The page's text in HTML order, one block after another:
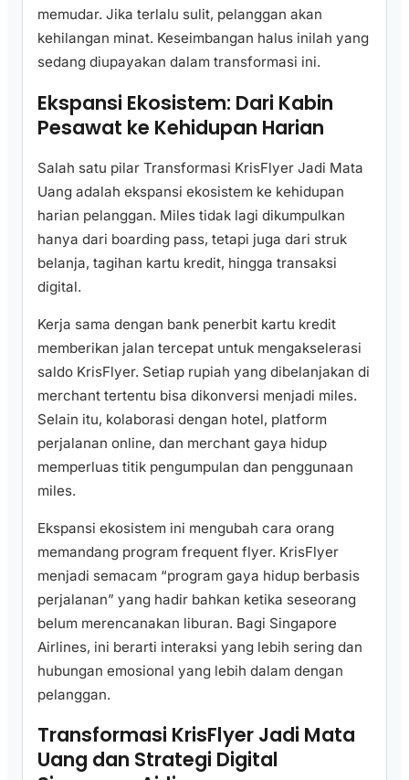
memudar. Jika terlalu sulit, pelanggan akan
kehilangan minat. Keseimbangan halus inilah yang
sedang diupayakan dalam transformasi ini.
Ekspansi Ekosistem: Dari Kabin
Pesawat ke Kehidupan Harian
Salah satu pilar Transformasi KrisFlyer Jadi Mata
Uang adalah ekspansi ekosistem ke kehidupan
harian pelanggan. Miles tidak lagi dikumpulkan
hanya dari boarding pass, tetapi juga dari struk
belanja, tagihan kartu kredit, hingga transaksi
digital.
Kerja sama dengan bank penerbit kartu kredit
memberikan jalan tercepat untuk mengakselerasi
saldo KrisFlyer. Setiap rupiah yang dibelanjakan di
merchant tertentu bisa dikonversi menjadi miles.
Selain itu, kolaborasi dengan hotel, platform
perjalanan online, dan merchant gaya hidup
memperluas titik pengumpulan dan penggunaan
miles.
Ekspansi ekosistem ini mengubah cara orang
memandang program frequent flyer. KrisFlyer
menjadi semacam “program gaya hidup berbasis
perjalanan” yang hadir bahkan ketika seseorang
belum merencanakan liburan. Bagi Singapore
Airlines, ini berarti interaksi yang lebih sering dan
hubungan emosional yang lebih dalam dengan
pelanggan.
Transformasi KrisFlyer Jadi Mata
Uang dan Strategi Digital